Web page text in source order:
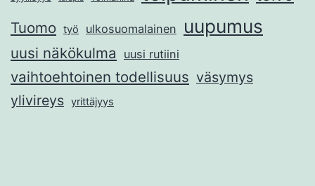
Tuomo työ ulkosuomalainen uupumus
uusi näkökulma uusi rutiini
vaihtoehtoinen todellisuus väsymys
ylivireys yrittäjyys